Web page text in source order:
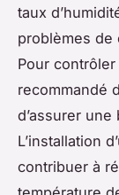
taux
problèmes de
Pour
recommandé
d’assurer
L’installation
contribuer à